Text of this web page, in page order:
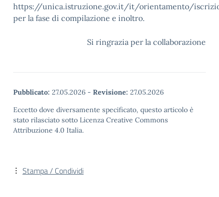
https://unica.istruzione.gov.it/it/orientamento/
per la fase di compilazione e inoltro.
Si ringrazia per la collaborazione
Pubblicato: 27.05.2026 - Revisione: 27.05.2026
Eccetto dove diversamente specificato, questo articolo è
stato rilasciato sotto Licenza Creative Commons
Attribuzione 4.0 Italia.
Stampa / Condividi